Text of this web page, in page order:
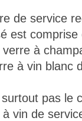
de service
est
à
à vin blanc
pas le
vin de